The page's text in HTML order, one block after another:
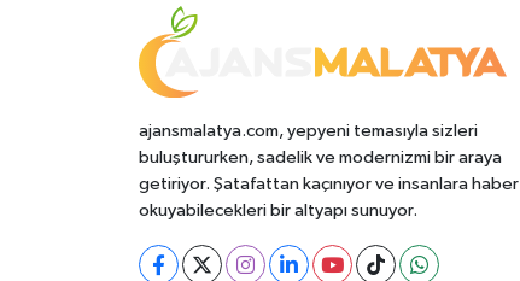
ajansmalatya.com, yepyeni temasıyla sizleri
buluştururken, sadelik ve modernizmi bir araya
getiriyor. Şatafattan kaçınıyor ve insanlara haber
okuyabilecekleri bir altyapı sunuyor.